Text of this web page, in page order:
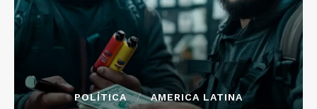
POLÍTICA AMERICA LATINA